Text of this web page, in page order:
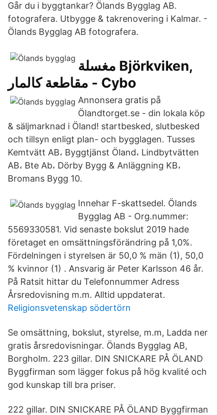
Går du i byggtankar? Ölands Bygglag AB.
fotografera. Utbygge & takrenovering i Kalmar. -
Ölands Bygglag AB fotografera.
مغسلة Björkviken,
مقاطعة كالمار - Cybo
Annonsera gratis på
Ölandtorget.se - din lokala köp
& säljmarknad i Öland! startbesked, slutbesked
och tillsyn enligt plan- och bygglagen. Tusses
Kemtvätt AB، Byggtjänst Öland، Lindbytvätten
AB، Bte Ab، Dörby Bygg & Anläggning KB،
Bromans Bygg 10.
Innehar F-skattsedel. Ölands
Bygglag AB - Org.nummer:
5569330581. Vid senaste bokslut 2019 hade
företaget en omsättningsförändring på 1,0%.
Fördelningen i styrelsen är 50,0 % män (1), 50,0
% kvinnor (1) . Ansvarig är Peter Karlsson 46 år.
På Ratsit hittar du Telefonnummer Adress
Årsredovisning m.m. Alltid uppdaterat.
Religionsvetenskap södertörn
Se omsättning, bokslut, styrelse, m.m, Ladda ner
gratis årsredovisningar. Ölands Bygglag AB,
Borgholm. 223 gillar. DIN SNICKARE PÅ ÖLAND
Byggfirman som lägger fokus på hög kvalité och
god kunskap till bra priser.
222 gillar. DIN SNICKARE PÅ ÖLAND Byggfirman